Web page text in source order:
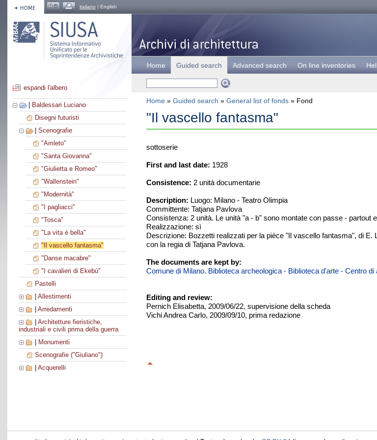
italiano | English
espandi l'albero
Baldessari Luciano
Disegni futuristi
Scenografie
"Amleto"
"Santa Giovanna"
"Giulietta e Romeo"
"Wallenstein"
"Modernità"
"I pagliacci"
"Tosca"
"La vita è bella"
"Il vascello fantasma"
"Danse macabre"
"I cavalieri di Ekebù"
Pastelli
Allestimenti
Arredamenti
Architetture fieristiche,
industriali e civili prima della guerra
Monumenti
Scenografie ("Giuliano")
Acquerelli
Home Guided search Advanced search On line inventories
Home » Guided search » General list of fonds » Fond
"Il vascello fantasma"
sottoserie
First and last date: 1928
Consistence: 2 unità documentarie
Description: Luogo: Milano - Teatro Olimpia
Committente: Tatjana Pavlova
Consistenza: 2 unità. Le unità "a - b" sono montate con passe -
Realizzazione: sì
Descrizione: Bozzetti realizzati per la pièce "Il vascello fantasma", di
con la regia di Tatjana Pavlova.
The documents are kept by:
Comune di Milano. Biblioteca archeologica - Biblioteca d'arte - Centro
Editing and review:
Pernich Elisabetta, 2009/06/22, supervisione della scheda
Vichi Andrea Carlo, 2009/09/10, prima redazione